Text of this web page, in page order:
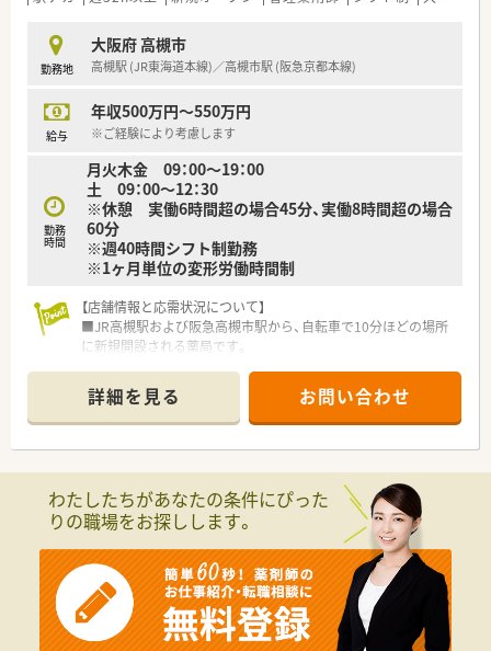
り、これまでの経験を活かして地域医療に貢献したい方を急募し
ています。
■「愛（アイ）のある接客」をモットーに北摂地域で9店舗を展開
しており、地域の特色に合わせた独自の店舗運営を心掛けていま
■薬剤師ではない代表が調剤以外の事務業務などを率先して引
き受けており、現場のスタッフが専門業務に集中できる環境を整
えています。
■新規開局の際はクリニックとマンツーマンで綿密な調整を行
うため、オープン当初から無理のないスムーズな運営が実現され
ています
勤務地
大阪府 高槻市
高槻駅 (JR東海道本線)／高槻市駅 (阪急京都本線)
給与
年収500万円～550万円
※ご経験により考慮します
勤務
時間
月火木金 09：00～19：00
土 09：00～12：30
※休憩 実働6時間超の場合45分、実働8時間超の場合
60分
※週40時間シフト制勤務
※1ヶ月単位の変形労働時間制
【店舗情報と応需状況について】
■JR高槻駅および阪急高槻市駅から、自転車で10分ほどの場所
に新規開設される薬局です。
かりつけ薬局を目指します。
■新規開設のため、常勤薬剤師2名体制で店舗の立ち上げから一
緒に携わっていただきます。
■新規開設に伴うオープニングスタッフの募集となり、共に新し
い薬局を創る仲間を求めています。
■これまでのご経験や年齢は問わず、明るく前向きに業務に取り
■在宅医療に意欲があり、車の運転が可能な方であれば、未経験
からの挑戦も大歓迎です。
【職場環境と雰囲気】
■職員の平均年齢は30代が中心で、若く活気があり、闊達なコミ
詳細を見る お問い合わせ
わたしたちがあなたの条件にぴった
りの職場をお探しします。